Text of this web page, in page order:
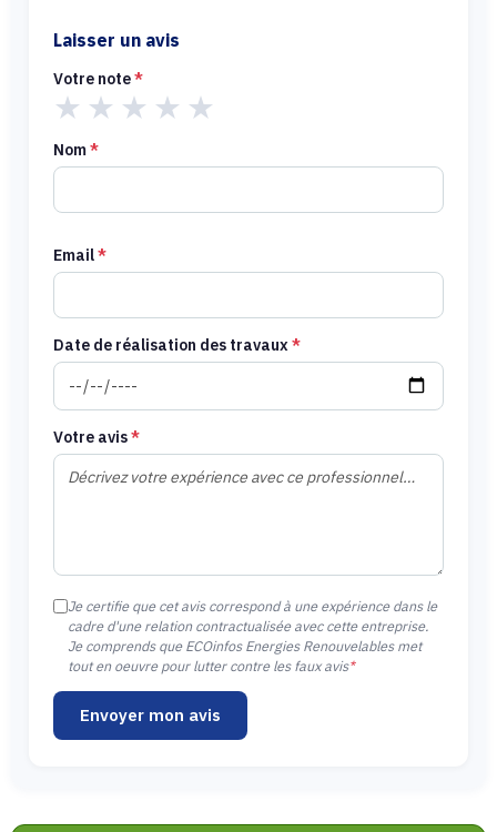
Laisser un avis
Votre note*
★ ★ ★ ★ ★
Nom*
Email*
Date de réalisation des travaux *
Votre avis*
Je certifie que cet avis correspond à une expérience dans le
cadre d'une relation contractualisée avec cette entreprise.
Je comprends que ECOinfos Energies Renouvelables met
tout en oeuvre pour lutter contre les faux avis*
Envoyer mon avis